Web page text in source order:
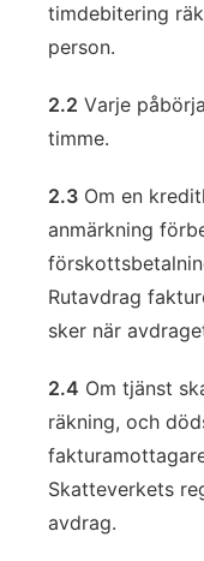
timdebitering
person.
2.2 Varje
timme.
2.3 Om en
anmärkning
Rutavdrag
sker när
2.4 Om tjänst
räkning, och
Skatteverkets
avdrag.